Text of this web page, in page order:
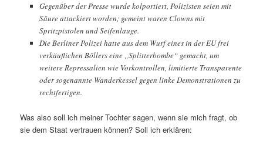
Gegenüber der Presse wurde kolportiert, Polizisten seien mit
Säure attackiert worden; gemeint waren Clowns mit
Spritzpistolen und Seifenlauge.
Die Berliner Polizei hatte aus dem Wurf eines in der EU frei
verkäuflichen Böllers eine „Splitterbombe“ gemacht, um
weitere Repressalien wie Vorkontrollen, limitierte Transparente
oder sogenannte Wanderkessel gegen linke Demonstrationen zu
rechtfertigen.
Was also soll ich meiner Tochter sagen, wenn sie mich fragt, ob
sie dem Staat vertrauen können? Soll ich erklären: